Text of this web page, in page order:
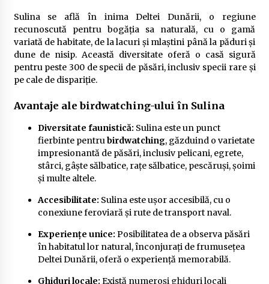
Sulina se află în inima Deltei Dunării, o regiune
recunoscută pentru bogăția sa naturală, cu o gamă
variată de habitate, de la lacuri și mlaștini până la păduri și
dune de nisip. Această diversitate oferă o casă sigură
pentru peste 300 de specii de păsări, inclusiv specii rare și
pe cale de dispariție.
Avantaje ale birdwatching-ului în Sulina
Diversitate faunistică: Sulina este un punct
fierbinte pentrubirdwatching, găzduind o varietate
impresionantă de păsări, inclusiv pelicani, egrete,
stârci, gâște sălbatice, rațe sălbatice, pescăruși, șoimi
și multe altele.
Accesibilitate: Sulina este ușor accesibilă, cu o
conexiune feroviară și rute de transport naval.
Experiențe unice: Posibilitatea de a observa păsări
în habitatul lor natural, înconjurați de frumusețea
Deltei Dunării, oferă o experiență memorabilă.
Ghiduri locale: Există numeroși ghiduri locali